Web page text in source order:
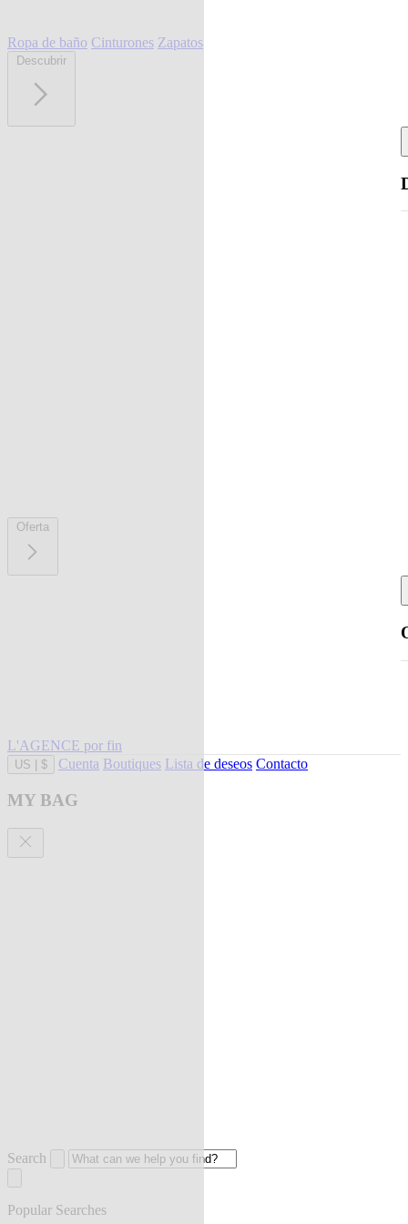
Ropa de baño Cinturones Zapatos
Descubrir
Oferta
L'AGENCE por fin
US $ Cuenta Boutiques Lista de deseos Contacto
MY BAG
Search
Popular Searches